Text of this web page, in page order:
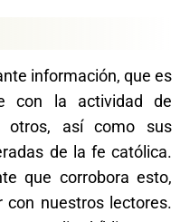
información, que es
con la actividad de
otros, así como sus
de la fe católica.
que corrobora esto,
nuestros lectores.